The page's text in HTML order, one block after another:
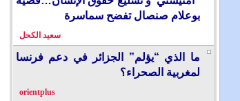
بوعلام صنصال تفضح سماسرة
سعيد الكحل
ما الذي “يؤلم” الجزائر في دعم فرنسا
لمغربية الصحراء؟
orientplus